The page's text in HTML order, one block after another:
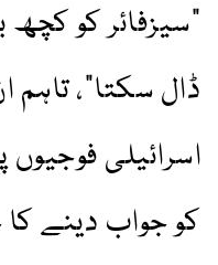
"سیزفائر کو
ڈال سکتا”، تاہم
اسرائیلی فوجیوں
کو جواب دینے